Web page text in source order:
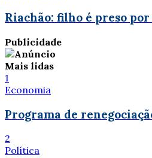
Riachão: filho é preso
Publicidade
Mais lidas
1
Economia
Programa de
2
Política